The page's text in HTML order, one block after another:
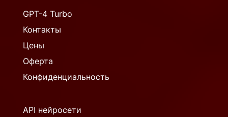
GPT-4 Turbo
Контакты
Цены
Оферта
Конфиденциальность
API нейросети